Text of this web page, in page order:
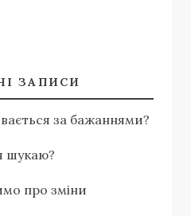
ЗАПИСИ
за бажаннями?
шукаю?
про зміни